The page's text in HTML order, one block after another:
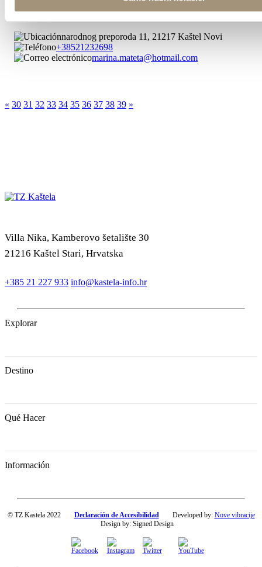
Marina Mateta
narodnog preporoda 11, 21217 Kaštel Novi
+38521232698
marina.mateta@hotmail.com
« 30 31 32 33 34 35 36 37 38 39 »
Villa Nika, Kamberovo šetalište 30
21216 Kaštel Stari, Hrvatska
+385 21 227 933 info@kastela-info.hr
Explorar
Destino
Qué Hacer
Información
© TZ Kastela 2022 Declaración de Accesibilidad Developed by: Nove vibracije
Design by: Signed Design